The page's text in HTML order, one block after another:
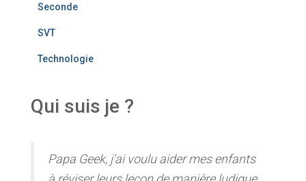
Seconde
SVT
Technologie
Qui suis je ?
Papa Geek, j'ai voulu aider mes enfants